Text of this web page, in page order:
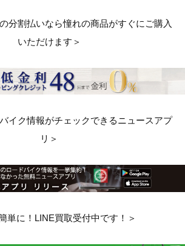
分割払いなら憧れの商品がすぐにご購入
いただけます＞
イク情報がチェックできるニュースアプ
リ＞
単に！LINE買取受付中です！＞